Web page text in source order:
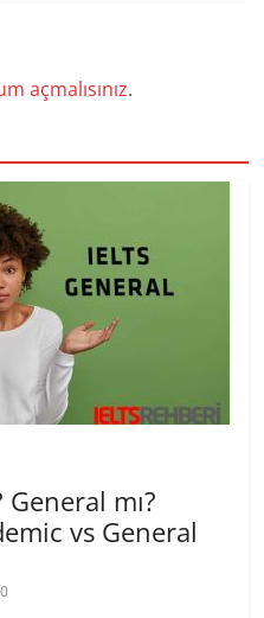
açmalısınız.
General mı?
vs General
0